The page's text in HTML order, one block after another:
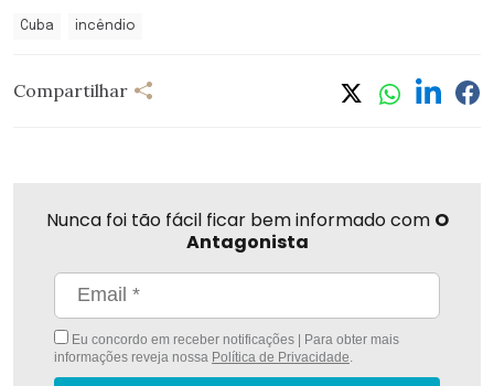
Cuba incêndio
Compartilhar
Nunca foi tão fácil ficar bem informado com O
Antagonista
Eu concordo em receber notificações | Para obter mais
informações reveja nossa Política de Privacidade.